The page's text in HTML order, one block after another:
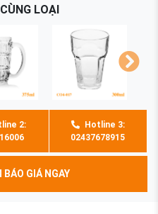
LOẠI
2:
Hotline 3:
02437678915
GIÁ NGAY